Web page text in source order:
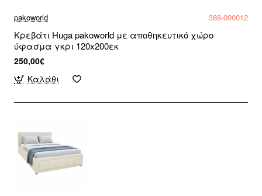
pakoworld 388-000012
Κρεβάτι Huga pakoworld με αποθηκευτικό χώρο
ύφασμα γκρι 120x200εκ
250,00€
Καλάθι